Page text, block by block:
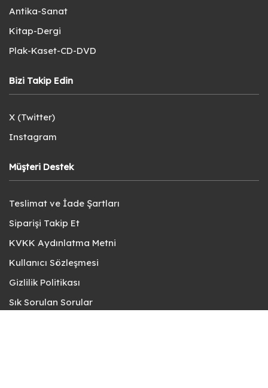
Antika-Sanat
Kitap-Dergi
Plak-Kaset-CD-DVD
Bizi Takip Edin
X (Twitter)
Instagram
Müşteri Destek
Teslimat ve İade Şartları
Siparişi Takip Et
KVKK Aydınlatma Metni
Kullanıcı Sözleşmesi
Gizlilik Politikası
Sık Sorulan Sorular